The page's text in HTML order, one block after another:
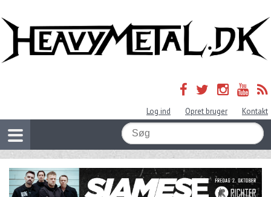
Log ind Opret bruger Kontakt